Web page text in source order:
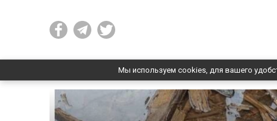
Мы используем cookies, для вашего